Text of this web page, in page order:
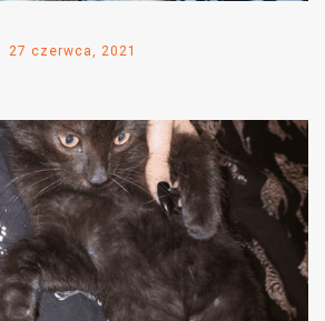
27 czerwca, 2021